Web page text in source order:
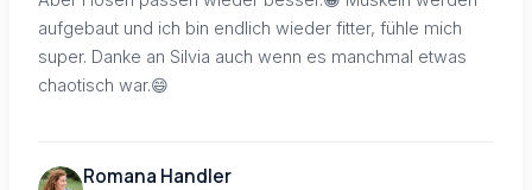
aufgebaut und ich bin endlich wieder fitter, fühle mich
super. Danke an Silvia auch wenn es manchmal etwas
chaotisch war.😄
Romana Handler